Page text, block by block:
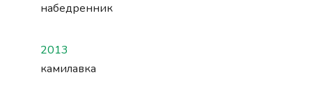
набедренник
2013
камилавка